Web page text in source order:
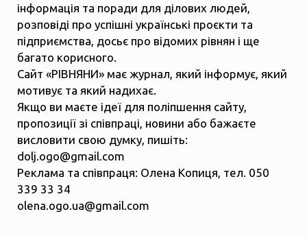
інформація та поради для ділових людей,
розповіді про успішні українські проєкти та
підприємства, досьє про відомих рівнян і ще
багато корисного.
Сайт «РІВНЯНИ» має журнал, який інформує, який
мотивує та який надихає.
Якщо ви маєте ідеї для поліпшення сайту,
пропозиції зі співпраці, новини або бажаєте
висловити свою думку, пишіть:
dolj.ogo@gmail.com
Реклама та співпраця: Олена Копиця, тел. 050
339 33 34
olena.ogo.ua@gmail.com